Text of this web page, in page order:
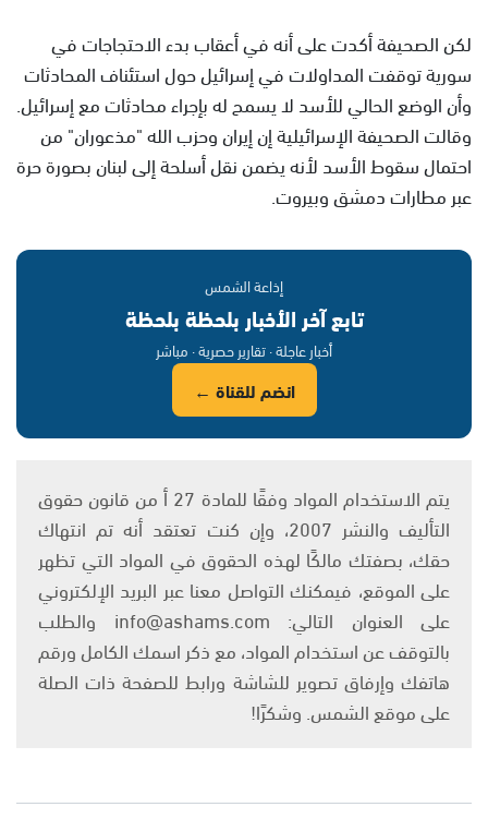
لكن الصحيفة أكدت على أنه في أعقاب بدء الاحتجاجات في
سورية توقفت المداولات في إسرائيل حول استئناف المحادثات
وأن الوضع الحالي للأسد لا يسمح له بإجراء محادثات مع إسرائيل.
وقالت الصحيفة الإسرائيلية إن إيران وحزب الله "مذعوران" من
احتمال سقوط الأسد لأنه يضمن نقل أسلحة إلى لبنان بصورة حرة
عبر مطارات دمشق وبيروت.
إذاعة الشمس
تابع آخر الأخبار بلحظة بلحظة
أخبار عاجلة · تقارير حصرية · مباشر
انضم للقناة ←
يتم الاستخدام المواد وفقًا للمادة 27 أ من قانون حقوق
التأليف والنشر 2007، وإن كنت تعتقد أنه تم انتهاك
حقك، بصفتك مالكًا لهذه الحقوق في المواد التي تظهر
على الموقع، فيمكنك التواصل معنا عبر البريد الإلكتروني
على العنوان التالي: info@ashams.com والطلب
بالتوقف عن استخدام المواد، مع ذكر اسمك الكامل ورقم
هاتفك وإرفاق تصوير للشاشة ورابط للصفحة ذات الصلة
على موقع الشمس. وشكرًا!